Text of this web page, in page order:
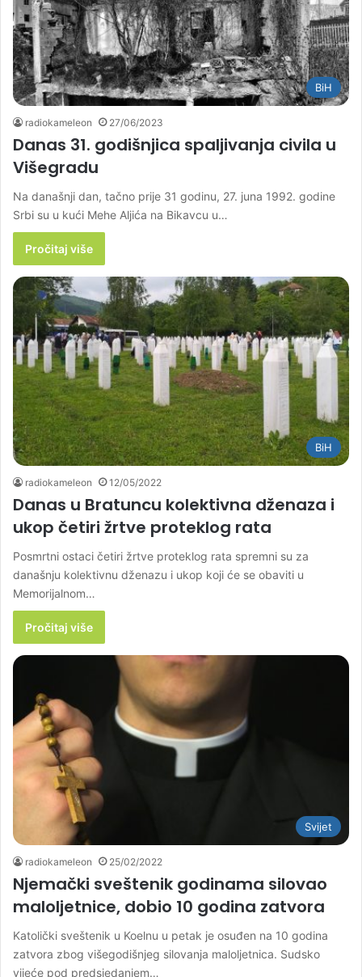
BiH
radiokameleon 27/06/2023
Danas 31. godišnjica spaljivanja civila u
Višegradu
Na današnji dan, tačno prije 31 godinu, 27. juna 1992. godine
Srbi su u kući Mehe Aljića na Bikavcu u…
Pročitaj više
BiH
radiokameleon 12/05/2022
Danas u Bratuncu kolektivna dženaza i
ukop četiri žrtve proteklog rata
Posmrtni ostaci četiri žrtve proteklog rata spremni su za
današnju kolektivnu dženazu i ukop koji će se obaviti u
Memorijalnom…
Pročitaj više
Svijet
radiokameleon 25/02/2022
Njemački sveštenik godinama silovao
maloljetnice, dobio 10 godina zatvora
Katolički sveštenik u Koelnu u petak je osuđen na 10 godina
zatvora zbog višegodišnjeg silovanja maloljetnica. Sudsko
vijeće pod predsjedanjem…